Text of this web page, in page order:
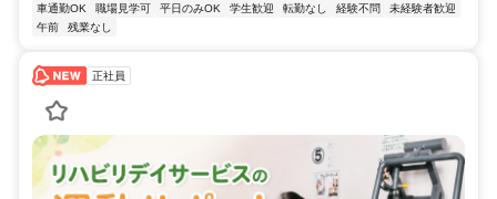
車通勤OK
職場見学可 平日のみOK 学生歓迎 転勤なし 経験不問
未経験者歓迎
午前
残業なし
正社員